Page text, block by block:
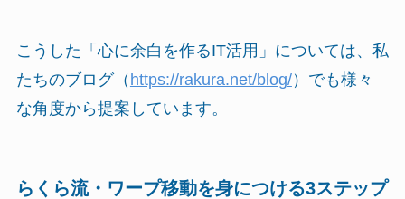
こうした「心に余白を作るIT活用」については、私
たちのブログ（ https://rakura.net/blog/）でも様々
な角度から提案しています。
らくら流・ワープ移動を身につける3ステップ